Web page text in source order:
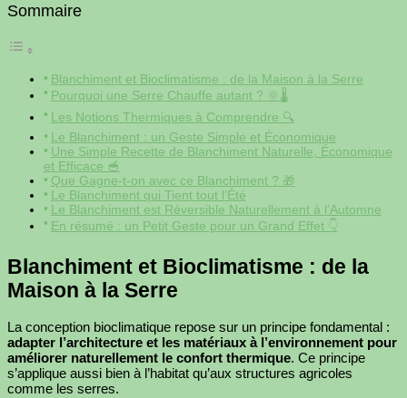
Sommaire
Blanchiment et Bioclimatisme : de la Maison à la Serre
Pourquoi une Serre Chauffe autant ? 🌞🌡️
Les Notions Thermiques à Comprendre 🔍
Le Blanchiment : un Geste Simple et Économique
Une Simple Recette de Blanchiment Naturelle, Économique
et Efficace 🥣
Que Gagne-t-on avec ce Blanchiment ? 🎁
Le Blanchiment qui Tient tout l’Été
Le Blanchiment est Réversible Naturellement à l’Automne
En résumé : un Petit Geste pour un Grand Effet 👇
Blanchiment et Bioclimatisme : de la
Maison à la Serre
La conception bioclimatique repose sur un principe fondamental :
adapter l’architecture et les matériaux à l’environnement pour
améliorer naturellement le confort thermique. Ce principe
s’applique aussi bien à l’habitat qu’aux structures agricoles
comme les serres.